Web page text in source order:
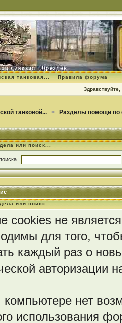
танковая... Правила форума
Здравствуйте,
танковой... > Разделы помощи
или поиск...
или поиск...
cookies не
для того,
каждый раз о
нет
использования